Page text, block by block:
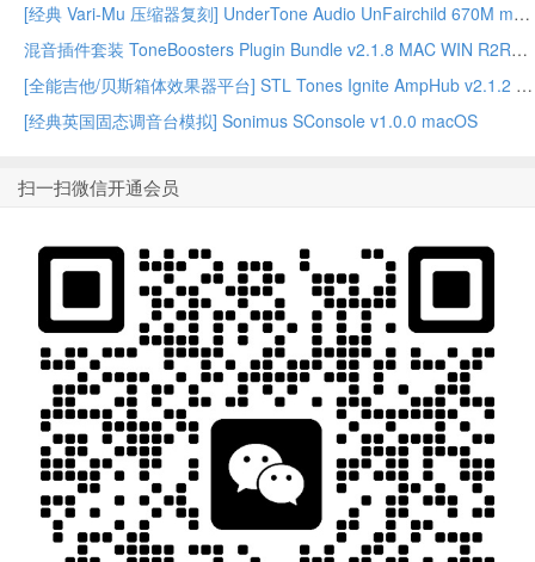
[经典 Vari-Mu 压缩器复刻] UnderTone Audio UnFairchild 670M mkII v1.0.8 WiN/MAC – BUBBiX
混音插件套装 ToneBoosters Plugin Bundle v2.1.8 MAC WIN R2R版本
[全能吉他/贝斯箱体效果器平台] STL Tones Ignite AmpHub v2.1.2 2026.07 WiN – ItUsed
[经典英国固态调音台模拟] Sonimus SConsole v1.0.0 macOS
扫一扫微信开通会员